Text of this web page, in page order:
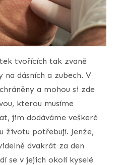
tvořících tak zvaně
na dásních a zubech. V
a mohou si zde
kterou musíme
jim dodáváme veškeré
životu potřebují. Jenže,
dvakrát za den
se v jejich okolí kyselé